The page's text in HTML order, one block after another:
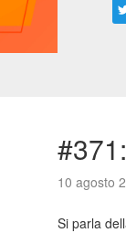
10 agosto
Si parla